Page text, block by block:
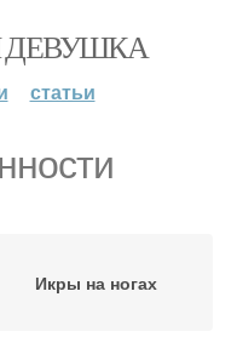
ДЕВУШКА
статьи
Икры на ногах